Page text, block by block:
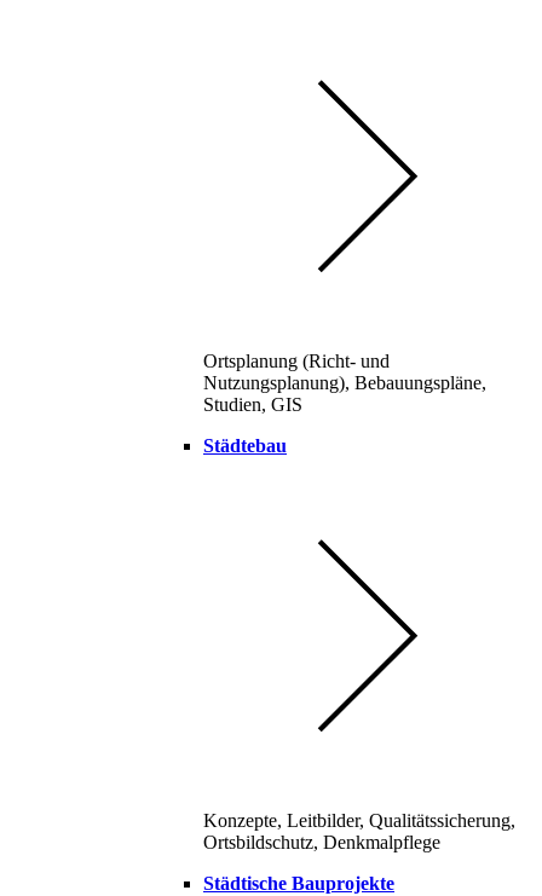
Ortsplanung (Richt- und
Nutzungsplanung), Bebauungspläne,
Studien, GIS
Städtebau
Konzepte, Leitbilder, Qualitätssicherung,
Ortsbildschutz, Denkmalpflege
Städtische Bauprojekte